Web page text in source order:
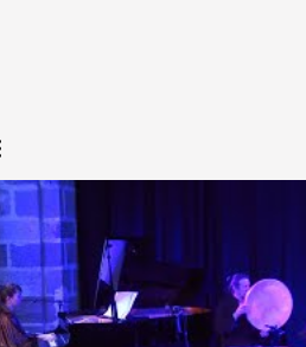
Lire la vidéo